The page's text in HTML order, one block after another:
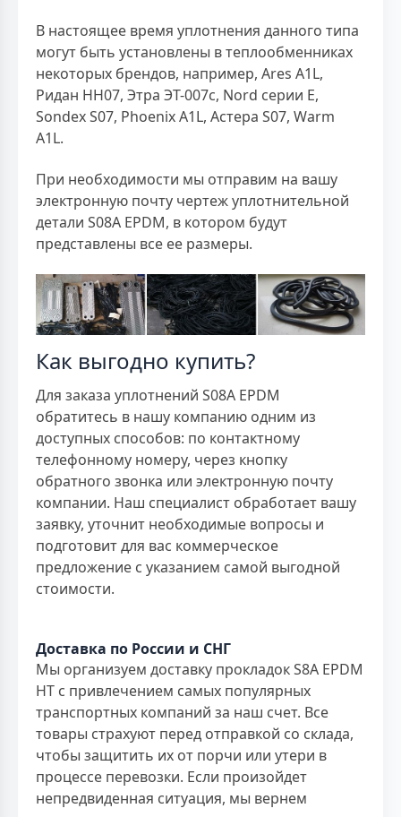
В настоящее время уплотнения данного типа
могут быть установлены в теплообменниках
некоторых брендов, например, Ares A1L,
Ридан НН07, Этра ЭТ-007с, Nord серии E,
Sondex S07, Phoenix A1L, Астера S07, Warm
A1L.
При необходимости мы отправим на вашу
электронную почту чертеж уплотнительной
детали S08A EPDM, в котором будут
представлены все ее размеры.
Как выгодно купить?
Для заказа уплотнений S08A EPDM
обратитесь в нашу компанию одним из
доступных способов: по контактному
телефонному номеру, через кнопку
обратного звонка или электронную почту
компании. Наш специалист обработает вашу
заявку, уточнит необходимые вопросы и
подготовит для вас коммерческое
предложение с указанием самой выгодной
стоимости.
Доставка по России и СНГ
Мы организуем доставку прокладок S8A EPDM
HT с привлечением самых популярных
транспортных компаний за наш счет. Все
товары страхуют перед отправкой со склада,
чтобы защитить их от порчи или утери в
процессе перевозки. Если произойдет
непредвиденная ситуация, мы вернем